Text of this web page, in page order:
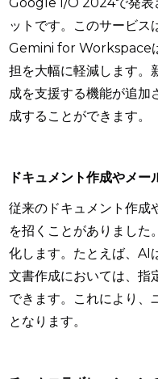
Google I/O 2024で発表
ットです。このサービス
Gemini for Workspace
担を大幅に軽減します。
成を支援する機能が追加
成することができます。
ドキュメント作成やメー
従来のドキュメント作成
を招くことがありまし
化します。たとえば、AI
文書作成においては、指
できます。これにより、
となります。